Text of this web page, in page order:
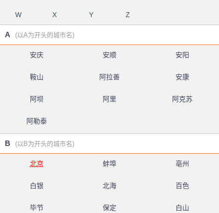
W X Y Z
A (以A为开头的城市名)
安庆 安顺 安阳
鞍山 阿拉善 安康
阿坝 阿里 阿克苏
阿勒泰
B (以B为开头的城市名)
北京 蚌埠 亳州
白银 北海 百色
毕节 保定 白山